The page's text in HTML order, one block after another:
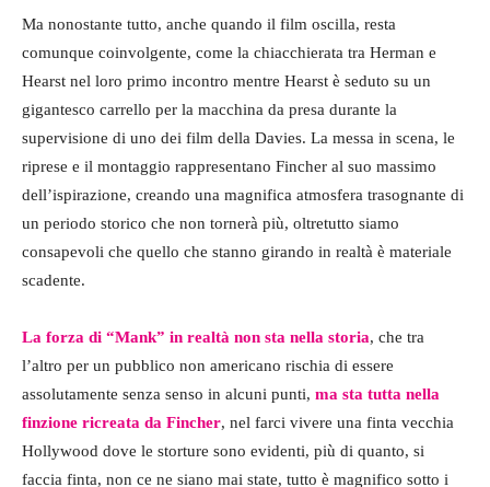
Ma nonostante tutto, anche quando il film oscilla, resta
comunque coinvolgente, come la chiacchierata tra Herman e
Hearst nel loro primo incontro mentre Hearst è seduto su un
gigantesco carrello per la macchina da presa durante la
supervisione di uno dei film della Davies. La messa in scena, le
riprese e il montaggio rappresentano Fincher al suo massimo
dell’ispirazione, creando una magnifica atmosfera trasognante di
un periodo storico che non tornerà più, oltretutto siamo
consapevoli che quello che stanno girando in realtà è materiale
scadente.
La forza di “Mank” in realtà non sta nella storia, che tra
l’altro per un pubblico non americano rischia di essere
assolutamente senza senso in alcuni punti, ma sta tutta nella
finzione ricreata da Fincher, nel farci vivere una finta vecchia
Hollywood dove le storture sono evidenti, più di quanto, si
faccia finta, non ce ne siano mai state, tutto è magnifico sotto i